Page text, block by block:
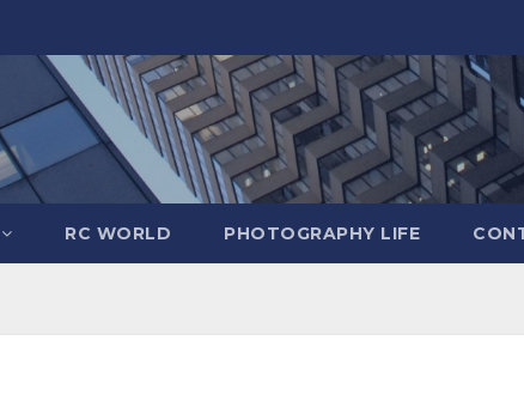
RC WORLD PHOTOGRAPHY LIFE